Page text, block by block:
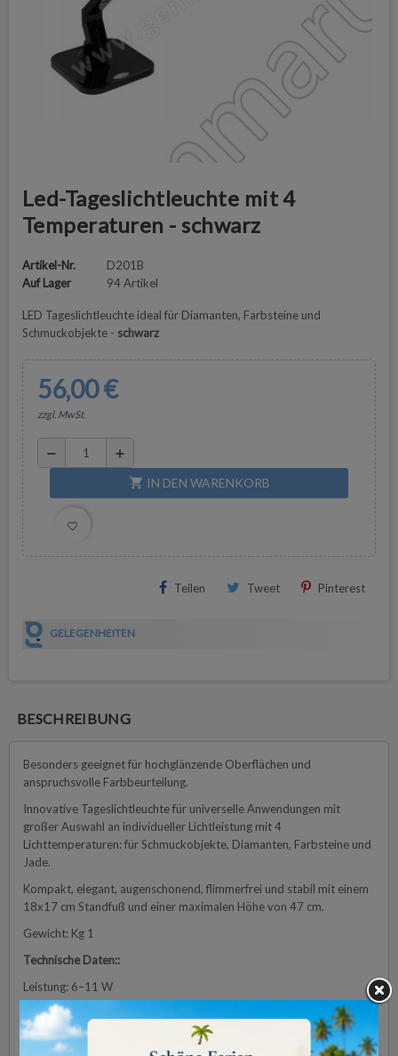
Led-Tageslichtleuchte mit 4
Temperaturen - schwarz
Artikel-Nr.
D201B
Auf Lager
94 Artikel
LED Tageslichtleuchte ideal für Diamanten, Farbsteine und
Schmuckobjekte - schwarz
56,00 €
zzgl. MwSt.
remove add
shopping_cart IN DEN WARENKORB
favorite_border
Teilen Tweet Pinterest
GELEGENHEITEN
BESCHREIBUNG
Besonders geeignet für hochglänzende Oberflächen und
anspruchsvolle Farbbeurteilung.
Innovative Tageslichtleuchtefür universelle Anwendungen mit
großer Auswahl an individueller Lichtleistung mit4
Lichttemperaturen: für Schmuckobjekte, Diamanten, Farbsteine und
Jade.
Kompakt, elegant, augenschonend, flimmerfrei und stabil mit einem
18x17 cm Standfuß und einer maximalen Höhe von 47 cm.
Gewicht: Kg 1
Technische Daten::
Leistung: 6–11 W
Lumen: 530 lm
Farbtemperatur: 2500 K bis 7000 K